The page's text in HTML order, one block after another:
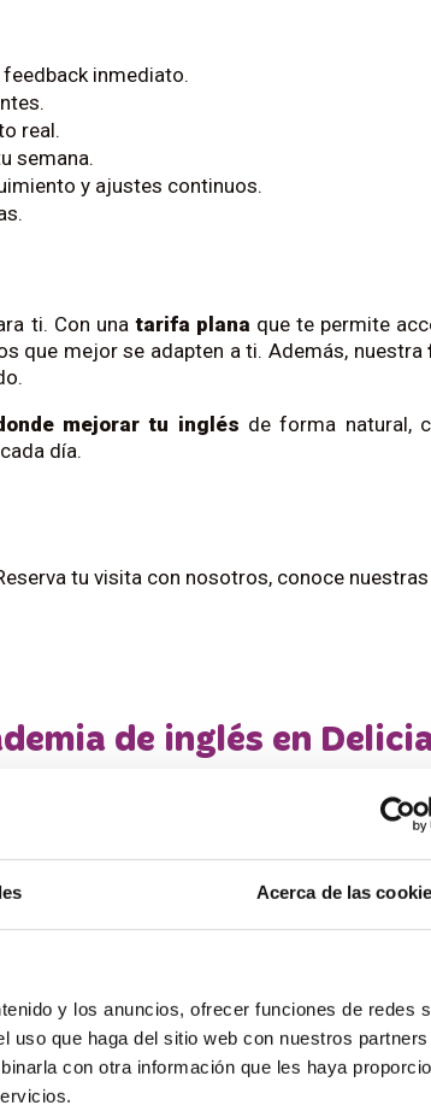
Acerca de las
y los anuncios, ofrecer funciones de redes
que haga del sitio web con nuestros
con otra información que les haya
inmediato.
real.
semana.
y ajustes continuos.
ti. Con una tarifa plana que te permite
que mejor se adapten a ti. Además, nuestra
mejorar tu inglés de forma natural,
día.
tu visita con nosotros, conoce
de inglés en
es tan efectivo?
situaciones reales. Está diseñado para
talleres temáticos.
haya estudiado inglés?
hasta estudiantes avanzados. No